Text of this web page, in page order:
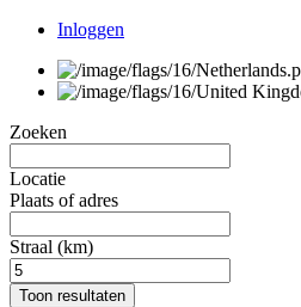
Inloggen
Zoeken
Locatie
Plaats of adres
Straal (km)
Toon resultaten